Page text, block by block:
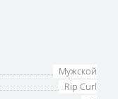
Мужской
Rip Curl